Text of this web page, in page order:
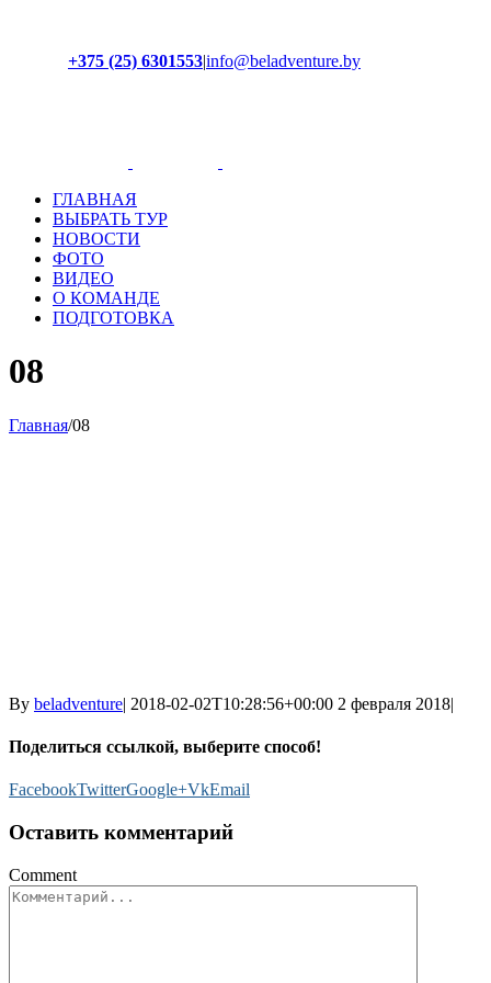
+375 (25) 6301553|info@beladventure.by
ГЛАВНАЯ
ВЫБРАТЬ ТУР
НОВОСТИ
ФОТО
ВИДЕО
О КОМАНДЕ
ПОДГОТОВКА
08
Главная/08
By beladventure| 2018-02-02T10:28:56+00:00 2 февраля 2018|
Поделиться ссылкой, выберите способ!
FacebookTwitterGoogle+VkEmail
Оставить комментарий
Comment